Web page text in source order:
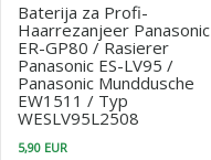
Baterija za Profi-
Haarrezanjeer Panasonic
ER-GP80 / Rasierer
Panasonic ES-LV95 /
Panasonic Munddusche
EW1511 / Typ
WESLV95L2508
5,90 EUR